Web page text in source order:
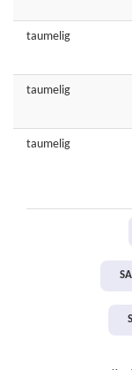
taumelig
taumelig
taumelig